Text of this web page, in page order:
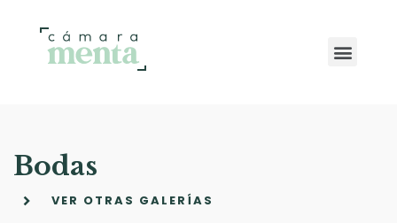
Bodas
VER OTRAS GALERÍAS